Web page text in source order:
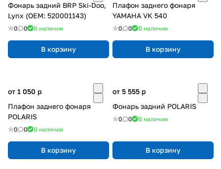
Фонарь задний BRP Ski-Doo,
Lynx (OEM: 520001143)
0 0 В наличии
В корзину
Плафон заднего фонаря
YAMAHA VK 540
0 0 В наличии
В корзину
от 1 050 p
Плафон заднего фонаря
POLARIS
0 0 В наличии
В корзину
от 5 555 p
Фонарь задний POLARIS
0 0 В наличии
В корзину